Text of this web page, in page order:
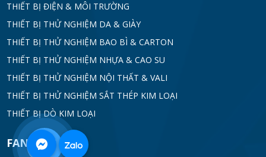
THIẾT BỊ ĐIỆN & MÔI TRƯỜNG
THIẾT BỊ THỬ NGHIỆM DA & GIÀY
THIẾT BỊ THỬ NGHIỆM BAO BÌ & CARTON
THIẾT BỊ THỬ NGHIỆM NHỰA & CAO SU
THIẾT BỊ THỬ NGHIỆM NỘI THẤT & VALI
THIẾT BỊ THỬ NGHIỆM SẮT THÉP KIM LOẠI
THIẾT BỊ DÒ KIM LOẠI
FANPAGE0968